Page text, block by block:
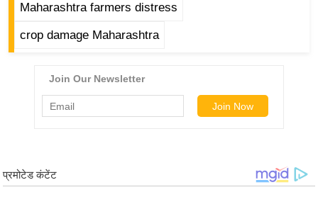
ज
ग
ज
ब्री
Maharashtra farmers distress
crop damage Maharashtra